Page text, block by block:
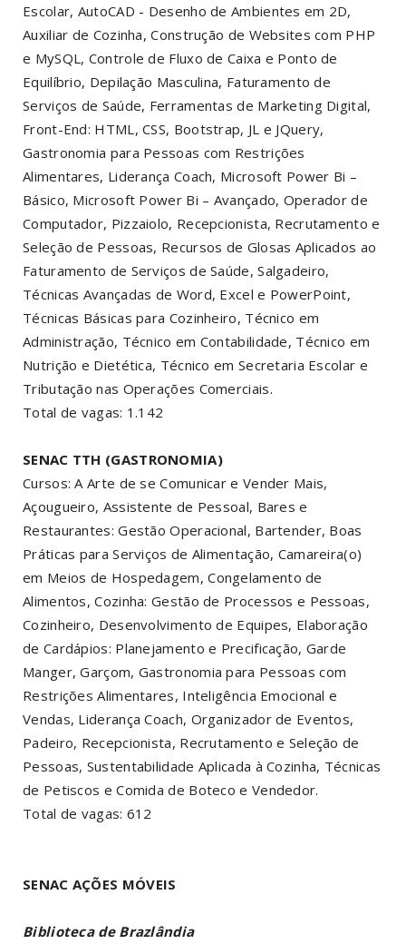
Escolar, AutoCAD - Desenho de Ambientes em 2D,
Auxiliar de Cozinha, Construção de Websites com PHP
e MySQL, Controle de Fluxo de Caixa e Ponto de
Equilíbrio, Depilação Masculina, Faturamento de
Serviços de Saúde, Ferramentas de Marketing Digital,
Front-End: HTML, CSS, Bootstrap, JL e JQuery,
Gastronomia para Pessoas com Restrições
Alimentares, Liderança Coach, Microsoft Power Bi –
Básico, Microsoft Power Bi – Avançado, Operador de
Computador, Pizzaiolo, Recepcionista, Recrutamento e
Seleção de Pessoas, Recursos de Glosas Aplicados ao
Faturamento de Serviços de Saúde, Salgadeiro,
Técnicas Avançadas de Word, Excel e PowerPoint,
Técnicas Básicas para Cozinheiro, Técnico em
Administração, Técnico em Contabilidade, Técnico em
Nutrição e Dietética, Técnico em Secretaria Escolar e
Tributação nas Operações Comerciais.
Total de vagas: 1.142
SENAC TTH (GASTRONOMIA)
Cursos: A Arte de se Comunicar e Vender Mais,
Açougueiro, Assistente de Pessoal, Bares e
Restaurantes: Gestão Operacional, Bartender, Boas
Práticas para Serviços de Alimentação, Camareira(o)
em Meios de Hospedagem, Congelamento de
Alimentos, Cozinha: Gestão de Processos e Pessoas,
Cozinheiro, Desenvolvimento de Equipes, Elaboração
de Cardápios: Planejamento e Precificação, Garde
Manger, Garçom, Gastronomia para Pessoas com
Restrições Alimentares, Inteligência Emocional e
Vendas, Liderança Coach, Organizador de Eventos,
Padeiro, Recepcionista, Recrutamento e Seleção de
Pessoas, Sustentabilidade Aplicada à Cozinha, Técnicas
de Petiscos e Comida de Boteco e Vendedor.
Total de vagas: 612
SENAC AÇÕES MÓVEIS
Biblioteca de Brazlândia